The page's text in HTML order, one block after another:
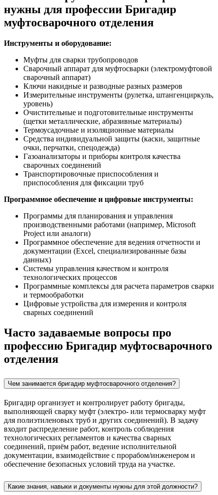
нужны для профессии Бригадир
муфтосварочного отделения
Инструменты и оборудование:
Муфты для сварки трубопроводов
Сварочный аппарат для муфтосварки (электромуфтовой
сварочный аппарат)
Ключи накидные и разводные разных размеров
Измерительные инструменты (рулетка, штангенциркуль,
уровень)
Очистительные и подготовительные инструменты
(щетки металлические, абразивные материалы)
Термоусадочные и изоляционные материалы
Средства индивидуальной защиты (каски, защитные
очки, перчатки, спецодежда)
Газоанализаторы и приборы контроля качества
сварочных соединений
Транспортировочные приспособления и
приспособления для фиксации труб
Программное обеспечение и цифровые инструменты:
Программы для планирования и управления
производственными работами (например, Microsoft
Project или аналоги)
Программное обеспечение для ведения отчетности и
документации (Excel, специализированные базы
данных)
Системы управления качеством и контроля
технологических процессов
Программные комплексы для расчета параметров сварки
и термообработки
Цифровые устройства для измерения и контроля
сварных соединений
Часто задаваемые вопросы про
профессию Бригадир муфтосварочного
отделения
Чем занимается бригадир муфтосварочного отделения?
Бригадир организует и контролирует работу бригады,
выполняющей сварку муфт (электро‑ или термосварку муфт
для полиэтиленовых труб и других соединений). В задачу
входит распределение работ, контроль соблюдения
технологических регламентов и качества сварных
соединений, приём работ, ведение исполнительной
документации, взаимодействие с прорабом/инженером и
обеспечение безопасных условий труда на участке.
Какие знания, навыки и документы нужны для этой должности?